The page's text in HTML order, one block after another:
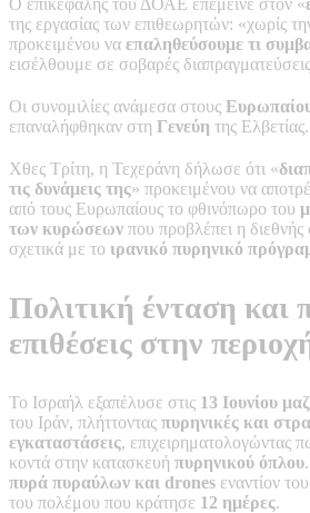
της εργασίας των επιθεωρητών: «χωρίς
προκειμένου να επαληθεύσουμε τι
εισέλθουμε σε σοβαρές
Οι συνομιλίες ανάμεσα στους
επαναλήφθηκαν στη Γενεύη της Ελβετίας.
Χθες Τρίτη, η Τεχεράνη δήλωσε ότι «
τις δυνάμεις της» προκειμένου να
από τους Ευρωπαίους το φθινόπωρο του
των κυρώσεων που προβλέπει η
σχετικά με το ιρανικό πυρηνικό
Πολιτική ένταση και
επιθέσεις στην
Το Ισραήλ εξαπέλυσε στις 13 Ιουνίου
του Ιράν, πλήττοντας πυρηνικές και
εγκαταστάσεις, επιχειρηματολογώντας
κοντά στην κατασκευή πυρηνικού όπλου
πυρά πυραύλων και drones εναντίον
του πολέμου που κράτησε 12 ημέρες.